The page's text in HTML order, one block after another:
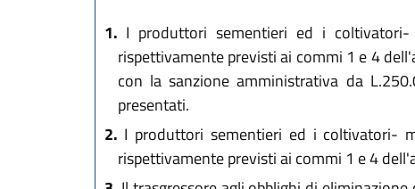
1. I produttori sementieri ed i
rispettivamente previsti ai commi 1 e 4
con la sanzione amministrativa da
presentati.
2. I produttori sementieri ed i coltivatori-
rispettivamente previsti ai commi 1 e 4